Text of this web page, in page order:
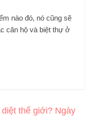
nào đó, nó cũng sẽ
căn hộ và biệt thự ở
thế giới? Ngày